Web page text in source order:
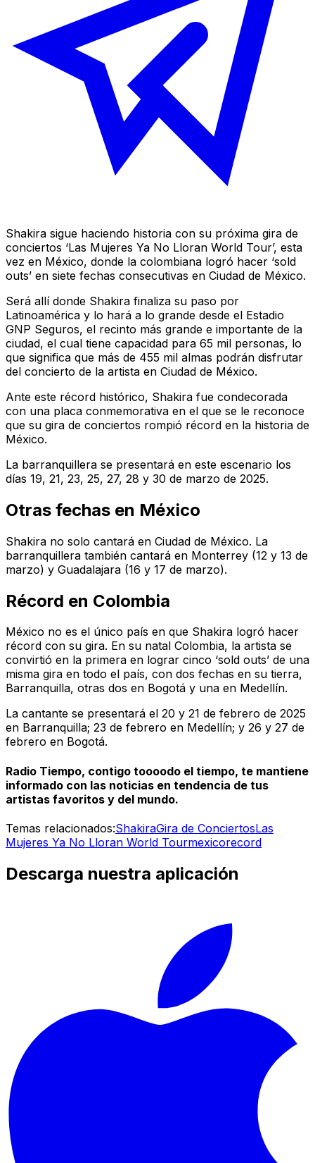
Shakira sigue haciendo historia con su próxima gira de
conciertos ‘Las Mujeres Ya No Lloran World Tour’, esta
vez en México, donde la colombiana logró hacer ‘sold
outs’ en siete fechas consecutivas en Ciudad de México.
Será allí donde Shakira finaliza su paso por
Latinoamérica y lo hará a lo grande desde el Estadio
GNP Seguros, el recinto más grande e importante de la
ciudad, el cual tiene capacidad para 65 mil personas, lo
que significa que más de 455 mil almas podrán disfrutar
del concierto de la artista en Ciudad de México.
Ante este récord histórico, Shakira fue condecorada
con una placa conmemorativa en el que se le reconoce
que su gira de conciertos rompió récord en la historia de
México.
La barranquillera se presentará en este escenario los
días 19, 21, 23, 25, 27, 28 y 30 de marzo de 2025.
Otras fechas en México
Shakira no solo cantará en Ciudad de México. La
barranquillera también cantará en Monterrey (12 y 13 de
marzo) y Guadalajara (16 y 17 de marzo).
Récord en Colombia
México no es el único país en que Shakira logró hacer
récord con su gira. En su natal Colombia, la artista se
convirtió en la primera en lograr cinco ‘sold outs’ de una
misma gira en todo el país, con dos fechas en su tierra,
Barranquilla, otras dos en Bogotá y una en Medellín.
La cantante se presentará el 20 y 21 de febrero de 2025
en Barranquilla; 23 de febrero en Medellín; y 26 y 27 de
febrero en Bogotá.
Radio Tiempo, contigo toooodo el tiempo, te mantiene
informado con las noticias en tendencia de tus
artistas favoritos y del mundo.
Temas relacionados:ShakiraGira de ConciertosLas
Mujeres Ya No Lloran World Tourmexicorecord
Descarga nuestra aplicación